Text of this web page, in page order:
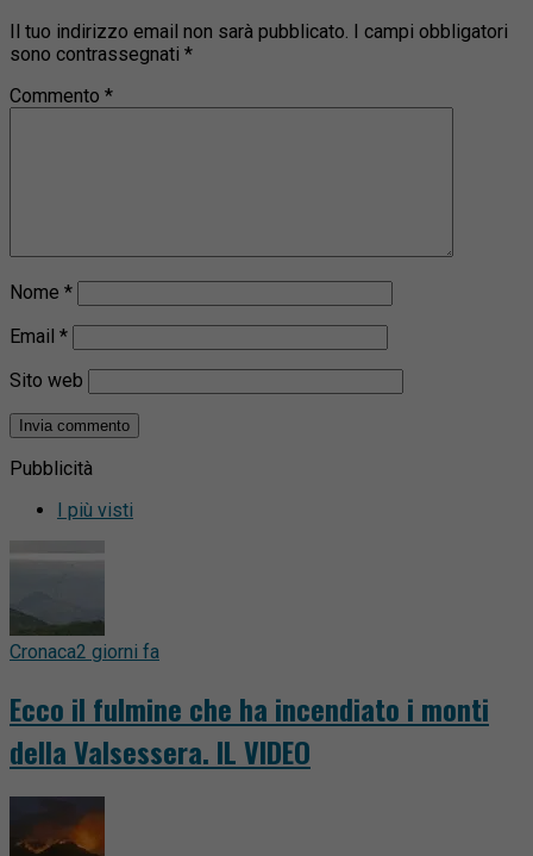
Il tuo indirizzo email non sarà pubblicato.
I campi obbligatori
sono contrassegnati *
Commento *
Nome *
Email *
Sito web
Pubblicità
I più visti
Cronaca2 giorni fa
Ecco il fulmine che ha incendiato i monti
della Valsessera. IL VIDEO